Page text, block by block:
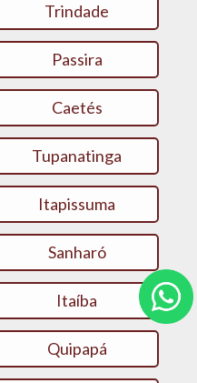
Trindade
Passira
Caetés
Tupanatinga
Itapissuma
Sanharó
Itaíba
Quipapá